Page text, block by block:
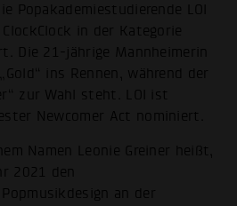
Popakademiestudierende LOI
in der Kategorie
Die 21-jährige Mannheimerin
ins Rennen, während der
zur Wahl steht. LOI ist
Newcomer Act nominiert.
Namen Leonie Greiner heißt,
2021 den
an der